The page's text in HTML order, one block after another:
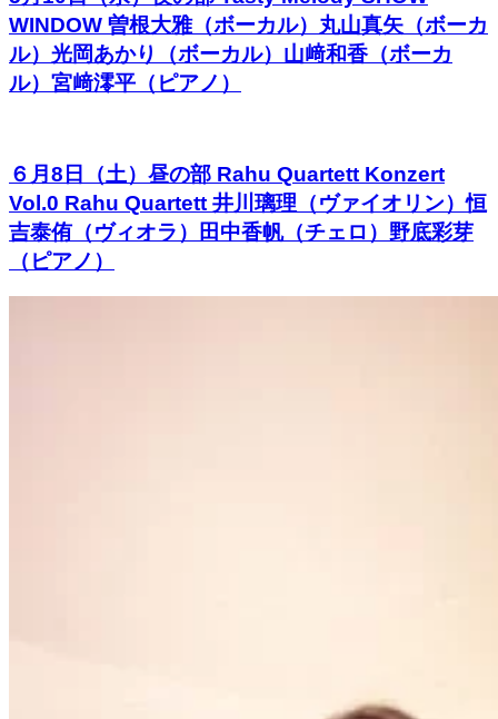
WINDOW 曽根大雅（ボーカル）丸山真矢（ボーカ
ル）光岡あかり（ボーカル）山﨑和香（ボーカ
ル）宮﨑澪平（ピアノ）
６月8日（土）昼の部 Rahu Quartett Konzert
Vol.0 Rahu Quartett 井川璃理（ヴァイオリン）恒
吉泰侑（ヴィオラ）田中香帆（チェロ）野底彩芽
（ピアノ）